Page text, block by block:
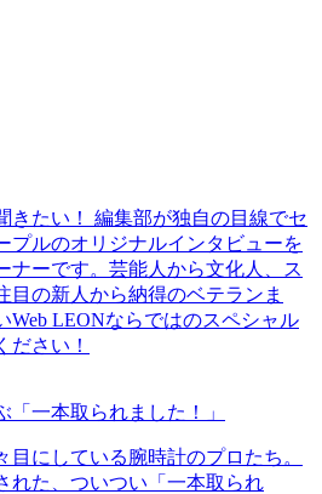
きたい！ 編集部が独自の目線でセ
プルのオリジナルインタビューを
ナーです。芸能人から文化人、ス
目の新人から納得のベテランま
Web LEONならではのスペシャル
ださい！
「一本取られました！」
目にしている腕時計のプロたち。
れた、ついつい「一本取られ